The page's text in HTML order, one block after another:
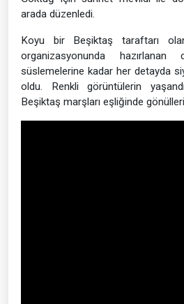
arada düzenledi.
Koyu bir Beşiktaş taraftarı
organizasyonunda hazırlanan
süslemelerine kadar her detayda
oldu. Renkli görüntülerin
Beşiktaş marşları eşliğinde